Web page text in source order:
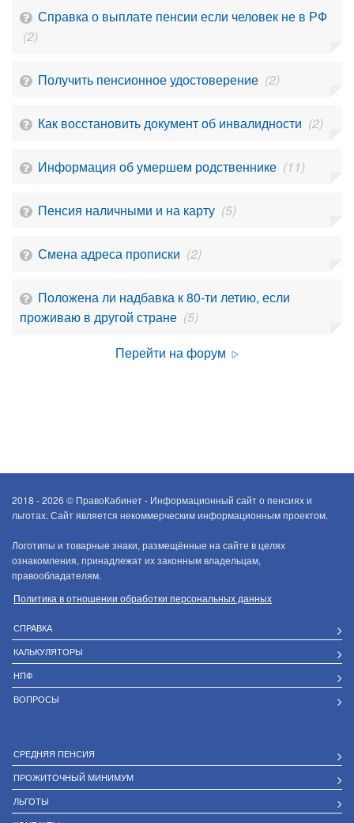
Справка о выплате пенсии если человек не в РФ
(2)
Получить пенсионное удостоверение (2)
Как восстановить документ об инвалидности (2)
Информация об умершем родственнике (11)
Пенсия наличными и на карту (5)
Смена адреса прописки (2)
Положена ли надбавка к 80-ти летию, если
проживаю в другой стране (5)
Перейти на форум
2018 - 2026 © ПравоКабинет - Информационный сайт о пенсиях и
льготах. Сайт является некоммерческим информационным проектом.
Логотипы и товарные знаки, размещённые на сайте в целях
ознакомления, принадлежат их законным владельцам,
правообладателям.
Политика в отношении обработки персональных данных
СПРАВКА
КАЛЬКУЛЯТОРЫ
НПФ
ВОПРОСЫ
СРЕДНЯЯ ПЕНСИЯ
ПРОЖИТОЧНЫЙ МИНИМУМ
ЛЬГОТЫ